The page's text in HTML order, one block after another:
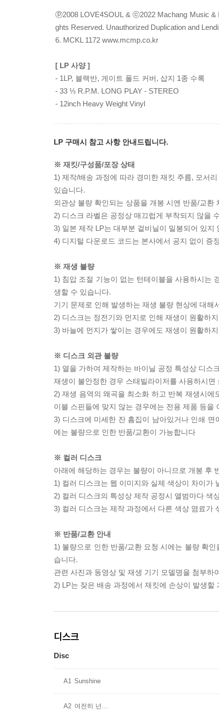
ⓟ2008 LOVE4SOUL & ⓒ2022 Machang Music &
ghts Reserved. Unauthorized Duplication and
6. MCKL 1172 www.mcmp.co.kr
[ LP 사양 ]
- 1LP, 블랙반, 게이트 폴드 커버, 삽지 1종 수록
- 33 ⅓ R.P.M. LONG PLAY - STEREO
- 12inch Heavy Weight Vinyl
LP 구매시 참고 사항 안내드립니다.
※ 재킷/구성품/포장 상태
1) 제작/배송 과정에 따라 경미한 재킷 주름, 모서
있습니다.
외관상 불량 확인되는 상품을 개봉 시엔 반품/교환
2) 디스크 라벨은 공정상 매끄럽게 부착되지 않을
3) 일본 제작 LP는 대부분 겉비닐이 밀봉되어 있지
4) 디지털 다운로드 코드는 본사에서 공지 없이 증
※ 재생 불량
1) 침압 조절 기능이 없는 턴테이블을 사용하시는
생할 수 있습니다.
기기 문제로 인해 발생하는 재생 불량 현상에 대
2) 디스크는 정전기와 먼지로 인해 재생이 원활하
3) 바늘에 먼지가 쌓이는 경우에도 재생이 원활하
※ 디스크 외관 불량
1) 열을 가하여 제작하는 바이닐 공정 특성상 디스
재생이 불안정한 경우 스태빌라이저를 사용하시
2) 재생 음역의 왜곡을 최소화 하고 반복 재생시
이블 스핀들에 맞지 않는 경우에는 전용 제품 등
3) 디스크에 미세한 잔 흠집이 남아있거나 인쇄
에는 불량으로 인한 반품/교환이 가능합니다
※ 컬러 디스크
아래에 해당하는 경우는 불량이 아니므로 개봉 후
1) 컬러 디스크는 웹 이미지와 실제 색상이 차이가
2) 컬러 디스크의 특성상 제작 공정시 앨범마다 색
3) 컬러 디스크는 제작 과정에서 다른 색상 염료가
※ 반품/교환 안내
1) 불량으로 인한 반품/교환 요청 시에는 불량 확
습니다.
관련 사진과 동영상 및 재생 기기 모델명을 첨부하
2) LP는 잦은 배송 과정에서 재킷에 손상이 발생
디스크
Disc
A1 Sunshine
A2 여전히 넌…